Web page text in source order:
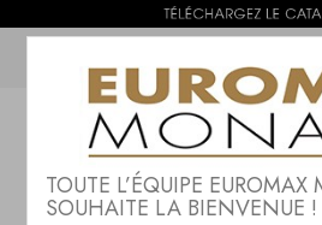
TOUTE L’ÉQUIPE
SOUHAITE LA BIENVENUE !